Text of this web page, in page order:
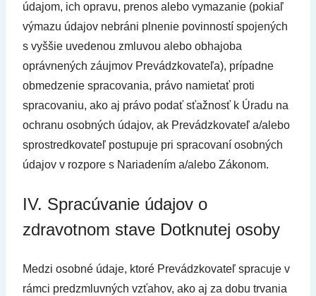
údajom, ich opravu, prenos alebo vymazanie (pokiaľ
výmazu údajov nebráni plnenie povinností spojených
s vyššie uvedenou zmluvou alebo obhajoba
oprávnených záujmov Prevádzkovateľa), prípadne
obmedzenie spracovania, právo namietať proti
spracovaniu, ako aj právo podať sťažnosť k Úradu na
ochranu osobných údajov, ak Prevádzkovateľ a/alebo
sprostredkovateľ postupuje pri spracovaní osobných
údajov v rozpore s Nariadením a/alebo Zákonom.
IV. Spracúvanie údajov o
zdravotnom stave Dotknutej osoby
Medzi osobné údaje, ktoré Prevádzkovateľ spracuje v
rámci predzmluvných vzťahov, ako aj za dobu trvania